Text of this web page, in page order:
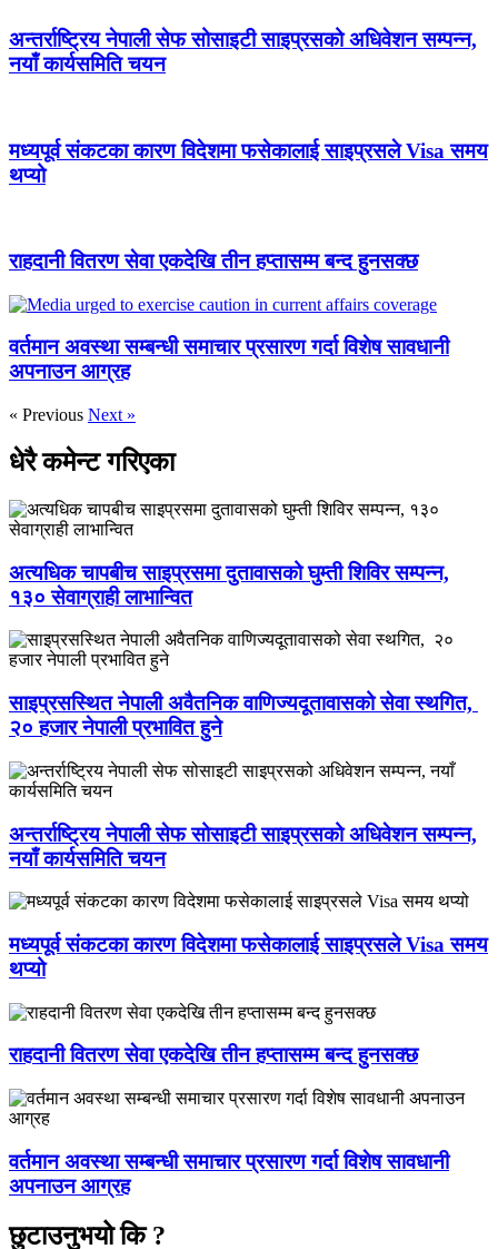
अन्तर्राष्ट्रिय नेपाली सेफ सोसाइटी साइप्रसको अधिवेशन सम्पन्न,
नयाँ कार्यसमिति चयन
मध्यपूर्व संकटका कारण विदेशमा फसेकालाई साइप्रसले Visa समय
थप्यो
राहदानी वितरण सेवा एकदेखि तीन हप्तासम्म बन्द हुनसक्छ
वर्तमान अवस्था सम्बन्धी समाचार प्रसारण गर्दा विशेष सावधानी
अपनाउन आग्रह
« Previous Next »
धेरै कमेन्ट गरिएका
अत्यधिक चापबीच साइप्रसमा दुतावासको घुम्ती शिविर सम्पन्न,
१३० सेवाग्राही लाभान्वित
साइप्रसस्थित नेपाली अवैतनिक वाणिज्यदूतावासको सेवा स्थगित,
२० हजार नेपाली प्रभावित हुने
अन्तर्राष्ट्रिय नेपाली सेफ सोसाइटी साइप्रसको अधिवेशन सम्पन्न,
नयाँ कार्यसमिति चयन
मध्यपूर्व संकटका कारण विदेशमा फसेकालाई साइप्रसले Visa समय
थप्यो
राहदानी वितरण सेवा एकदेखि तीन हप्तासम्म बन्द हुनसक्छ
वर्तमान अवस्था सम्बन्धी समाचार प्रसारण गर्दा विशेष सावधानी
अपनाउन आग्रह
छुटाउनुभयो कि ?